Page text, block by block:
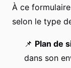
À ce
selon le type
📌 Plan de
dans son